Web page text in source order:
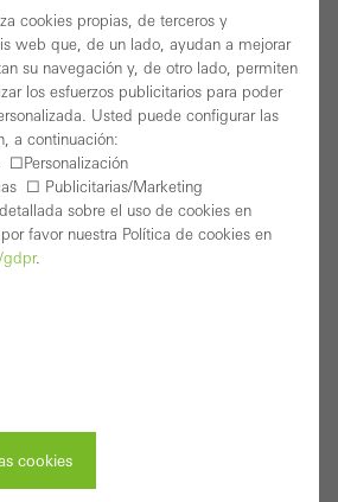
de correderas
67 PD
cookies propias, de terceros y
web que, de un lado, ayudan a mejorar
su navegación y, de otro lado, permiten
los esfuerzos publicitarios para poder
Usted puede configurar las
a continuación:
☐Personalización
☐ Publicitarias/Marketing
sobre el uso de cookies en
favor nuestra Política de cookies en
.
cookies